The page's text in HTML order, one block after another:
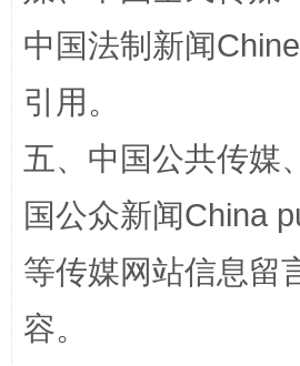
中国法制新闻
引用。
五、中国公共传媒
国公众新闻China
等传媒网站信息留
容。